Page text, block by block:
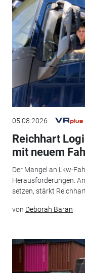
05.08.2026
Reichhart
mit neuem
Der Mangel an Lkw-
Herausforderungen.
setzen, stärkt
von Deborah Baran